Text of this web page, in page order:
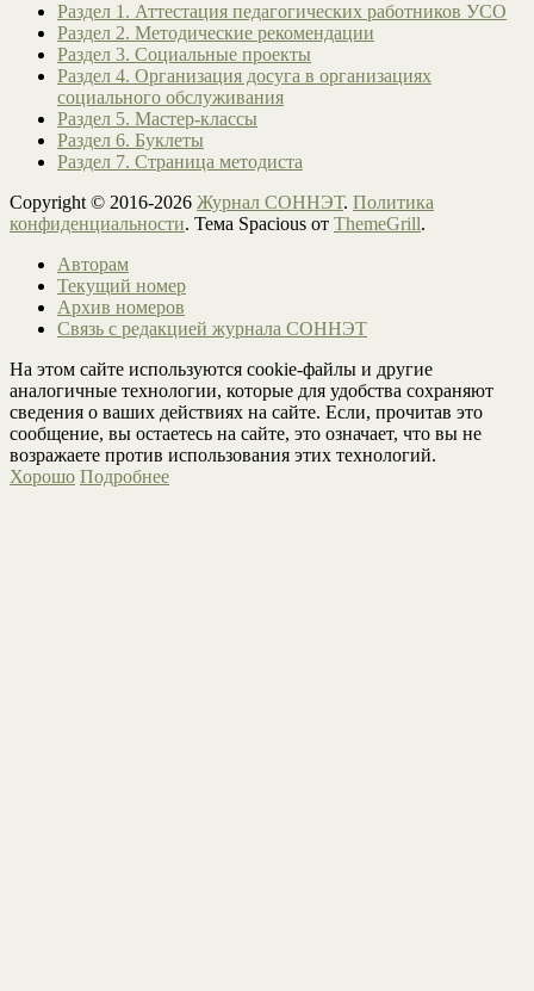
Раздел 1. Аттестация педагогических работников УСО
Раздел 2. Методические рекомендации
Раздел 3. Социальные проекты
Раздел 4. Организация досуга в организациях
социального обслуживания
Раздел 5. Мастер-классы
Раздел 6. Буклеты
Раздел 7. Страница методиста
Copyright © 2016-2026 Журнал СОННЭТ. Политика
конфиденциальности. Тема Spacious от ThemeGrill.
Авторам
Текущий номер
Архив номеров
Связь с редакцией журнала СОННЭТ
На этом сайте используются cookie-файлы и другие
аналогичные технологии, которые для удобства сохраняют
сведения о ваших действиях на сайте. Если, прочитав это
сообщение, вы остаетесь на сайте, это означает, что вы не
возражаете против использования этих технологий.
Хорошо Подробнее